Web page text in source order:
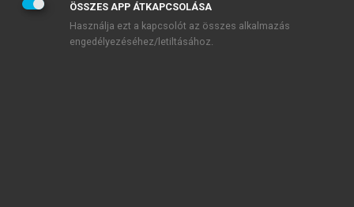
ÖSSZES APP ÁTKAPCSOLÁSA
Használja ezt a kapcsolót az összes alkalmazás
engedélyezéséhez/letiltásához.